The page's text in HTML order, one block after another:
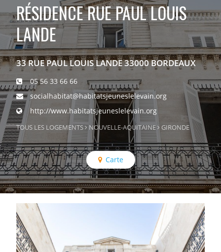
RÉSIDENCE RUE PAUL LOUIS
LANDE
33 RUE PAUL LOUIS LANDE 33000 BORDEAUX
05 56 33 66 66
socialhabitat@habitatsjeuneslelevain.org
http://www.habitatsjeuneslelevain.org
TOUS LES LOGEMENTS NOUVELLE-AQUITAINE GIRONDE
Carte